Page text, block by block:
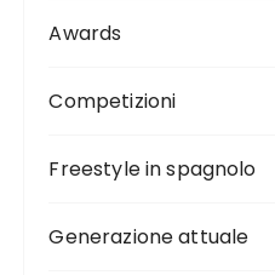
Awards
Competizioni
Freestyle in spagnolo
Generazione attuale